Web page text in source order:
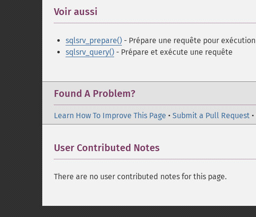
Voir aussi
sqlsrv_prepare() - Prépare une requête pour exécution
sqlsrv_query() - Prépare et exécute une requête
Found A Problem?
Learn How To Improve This Page • Submit a Pull Request •
User Contributed Notes
There are no user contributed notes for this page.